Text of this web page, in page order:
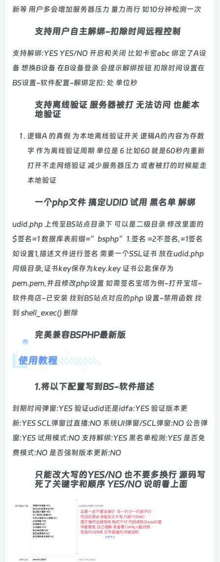
新等 用户多会增加服务器压力 量力而行 如10分钟检测一次
支持用户自主解绑-扣除时间远程控制
支持解绑:YES YES/NO 开启和关闭 比如卡密abc 绑定了A设
备 想换B设备 在B设备登录 会提示解绑按钮 扣除时间设置在
BS设置-软件配置-解绑定扣: 处 单位秒
支持离线验证 服务器被打 无法访问 也能本
地验证
逻辑A 的真假 为本地离线验证开关 逻辑A的内容为存数
字 作为离线验证周期 单位是 6 比如60 就是60秒内重新
打开不走网络验证 减少服务器压力 或者被打的时候能走
本地验证
一个php文件 搞定UDID 试用 黑名单 解绑
udid.php 上传至BS站点目录下 可以是二级目录 修改里面的
$签名=1 数据库表前缀=”bsphp”1.签名 =2不签名,=1签名
如设置1,描述文件进行签名 需要一个SSL证书 放在udid.php
同级目录,证书key保存为key.key 证书公匙保存为
pem.pem,并且修改php设置 如需签名宝塔为例-打开宝塔-
软件商店-已安装 找到BS站点对应的php 设置-禁用函数 找
到 shell_exec() 删除
完美兼容BSPHP最新版
使用教程
1.将以下配置写到BS-软件描述
到期时间弹窗:YES 验证udid还是idfa:YES 验证版本更
新:YES SCL弹窗过直播:NO 系统UI弹窗/SCL弹窗:NO 公告弹
窗:YES 试用模式:NO 支持解绑:YES 黑名单检测:YES 是否免
费模式:NO 是否强制版本更新:NO
只能改大写的YES/NO 也不要多换行 源码写
死了关键字和顺序 YES/NO 说明看上面